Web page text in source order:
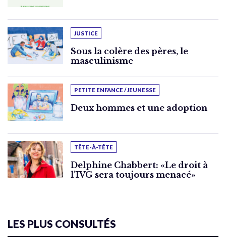
JUSTICE
Sous la colère des pères, le
masculinisme
PETITE ENFANCE / JEUNESSE
Deux hommes et une adoption
TÊTE-À-TÊTE
Delphine Chabbert: «Le droit à
l’IVG sera toujours menacé»
LES PLUS CONSULTÉS